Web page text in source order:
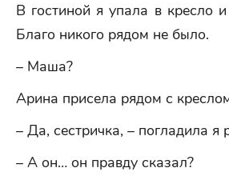
В гостиной я упала в кресло
Благо никого рядом не было.
– Маша?
Арина присела рядом с
– Да, сестричка, – погладила я
– А он… он правду сказал?